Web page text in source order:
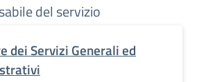
del servizio
dei Servizi Generali ed